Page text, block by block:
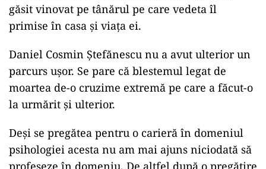
găsit vinovat pe tânărul pe care vedeta îl
primise în casa și viața ei.
Daniel Cosmin Ștefănescu nu a avut ulterior un
parcurs ușor. Se pare că blestemul legat de
moartea de-o cruzime extremă pe care a făcut-o
la urmărit și ulterior.
Deși se pregătea pentru o carieră în domeniul
psihologiei acesta nu am mai ajuns niciodată să
profeseze în domeniu. De altfel după o pregătire